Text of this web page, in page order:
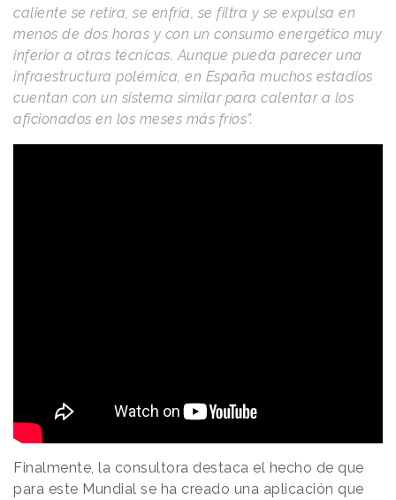
caliente se retira, se enfría, se filtra y se expulsa en
menos de dos horas y con un consumo energético muy
inferior a otras técnicas. Aunque pueda parecer una
infraestructura polémica, en España muchos estadios
cuentan con un sistema similar para calentar a los
aficionados en los meses más fríos”.
Finalmente, la consultora destaca el hecho de que
para este Mundial se ha creado una aplicación que